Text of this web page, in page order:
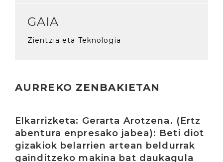
GAIA
Zientzia eta Teknologia
AURREKO ZENBAKIETAN
Elkarrizketa: Gerarta Arotzena. (Ertz
abentura enpresako jabea): Beti diot
gizakiok belarrien artean beldurrak
gainditzeko makina bat daukagula